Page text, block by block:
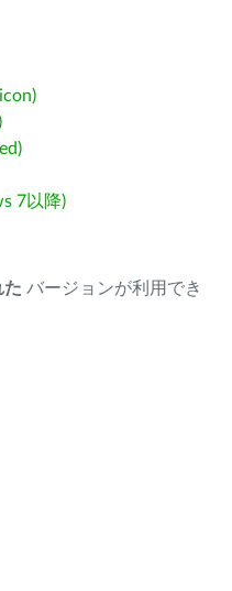
7以降)
た バージョンが利用でき